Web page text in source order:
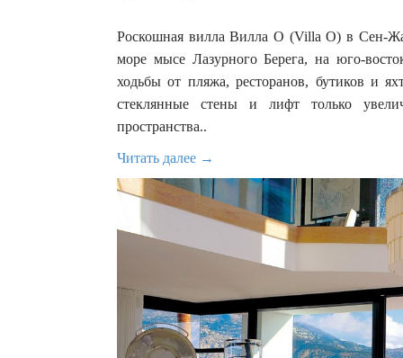
Роскошная вилла Вилла О (Villa O) в Сен-
море мысе Лазурного Берега, на юго-
ходьбы от пляжа, ресторанов, бутиков и
стеклянные стены и лифт только
пространства..
Читать далее →